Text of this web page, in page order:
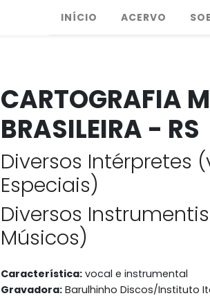
INÍCIO ACERVO
CARTOGRAFIA
BRASILEIRA - RS
Diversos Intérpretes
Especiais)
Diversos
Músicos)
Característica: vocal e instrumental
Gravadora: Barulhinho Discos/Instituto